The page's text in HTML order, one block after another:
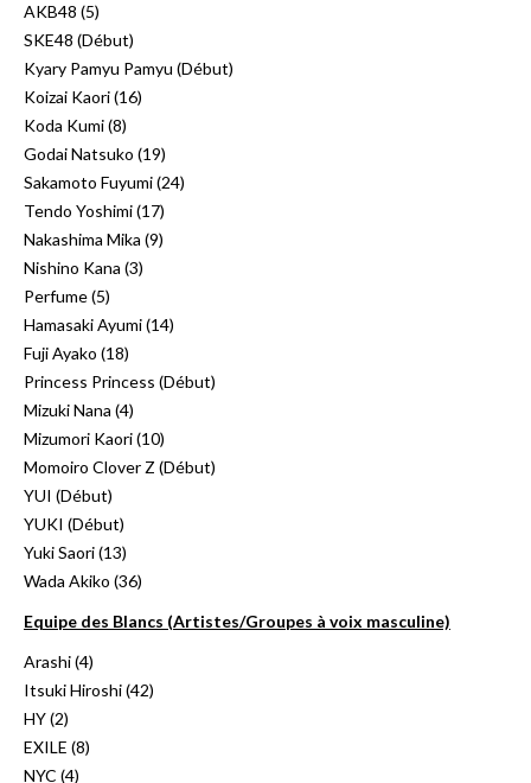
AKB48 (5)
SKE48 (Début)
Kyary Pamyu Pamyu (Début)
Koizai Kaori (16)
Koda Kumi (8)
Godai Natsuko (19)
Sakamoto Fuyumi (24)
Tendo Yoshimi (17)
Nakashima Mika (9)
Nishino Kana (3)
Perfume (5)
Hamasaki Ayumi (14)
Fuji Ayako (18)
Princess Princess (Début)
Mizuki Nana (4)
Mizumori Kaori (10)
Momoiro Clover Z (Début)
YUI (Début)
YUKI (Début)
Yuki Saori (13)
Wada Akiko (36)
Equipe des Blancs (Artistes/Groupes à voix masculine)
Arashi (4)
Itsuki Hiroshi (42)
HY (2)
EXILE (8)
NYC (4)